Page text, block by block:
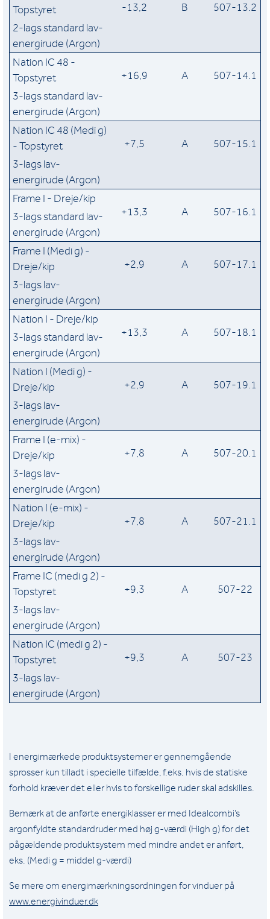
Topstyret -13,2 B
507-13.2
2-lags standard lav-
energirude (Argon)
Nation IC 48 -
Topstyret
+16,9 A
507-14.1
3-lags standard lav-
energirude (Argon)
Nation IC 48 (Medi g)
- Topstyret
+7,5 A
507-15.1
3-lags lav-
energirude (Argon)
Frame I - Dreje/kip
+13,3
A 507-16.1
3-lags standard lav-
energirude (Argon)
Frame I (Medi g) -
Dreje/kip
+2,9 A
507-17.1
3-lags lav-
energirude (Argon)
Nation I - Dreje/kip
+13,3
A 507-18.1
3-lags standard lav-
energirude (Argon)
Nation I (Medi g) -
Dreje/kip
+2,9 A
507-19.1
3-lags lav-
energirude (Argon)
Frame I (e-mix) -
Dreje/kip
+7,8 A
507-20.1
3-lags lav-
energirude (Argon)
Nation I (e-mix) -
Dreje/kip
+7,8 A
507-21.1
3-lags lav-
energirude (Argon)
Frame IC (medi g 2) -
Topstyret
+9,3 A
507-22
3-lags lav-
energirude (Argon)
Nation IC (medi g 2) -
Topstyret
+9,3 A
507-23
3-lags lav-
energirude (Argon)
I energimærkede produktsystemer er gennemgående
sprosser kun tilladt i specielle tilfælde, f.eks. hvis de statiske
forhold kræver det eller hvis to forskellige ruder skal adskilles.
Bemærk at de anførte energiklasser er med Idealcombi’s
argonfyldte standardruder med høj g-værdi (High g) for det
pågældende produktsystem med mindre andet er anført,
eks. (Medi g = middel g-værdi)
Se mere om energimærkningsordningen for vinduer på
www.energivinduer.dk